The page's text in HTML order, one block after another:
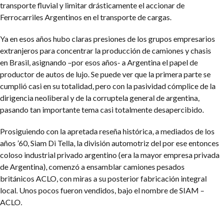
transporte fluvial y limitar drásticamente el accionar de
Ferrocarriles Argentinos en el transporte de cargas.
Ya en esos años hubo claras presiones de los grupos empresarios
extranjeros para concentrar la producción de camiones y chasis
en Brasil, asignando –por esos años- a Argentina el papel de
productor de autos de lujo. Se puede ver que la primera parte se
cumplió casi en su totalidad, pero con la pasividad cómplice de la
dirigencia neoliberal y de la corruptela general de argentina,
pasando tan importante tema casi totalmente desapercibido.
Prosiguiendo con la apretada reseña histórica, a mediados de los
años ’60, Siam Di Tella, la división automotriz del por ese entonces
coloso industrial privado argentino (era la mayor empresa privada
de Argentina), comenzó a ensamblar camiones pesados
británicos ACLO, con miras a su posterior fabricación integral
local. Unos pocos fueron vendidos, bajo el nombre de SIAM –
ACLO.